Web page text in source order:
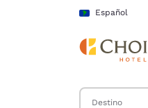
Pasar A Contenido Principal
Español
Buscar hoteles
Destino